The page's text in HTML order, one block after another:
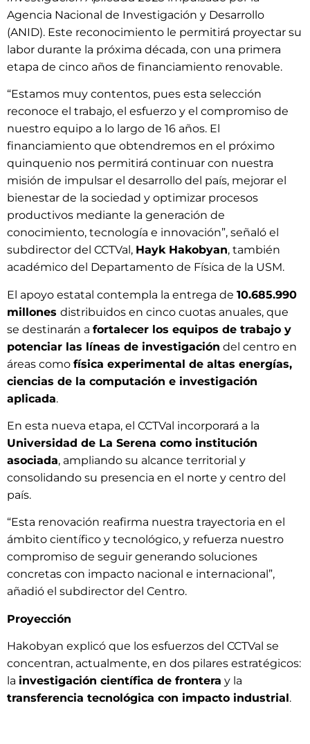
Agencia Nacional de Investigación y Desarrollo
(ANID). Este reconocimiento le permitirá proyectar su
labor durante la próxima década, con una primera
etapa de cinco años de financiamiento renovable.
“Estamos muy contentos, pues esta selección
reconoce el trabajo, el esfuerzo y el compromiso de
nuestro equipo a lo largo de 16 años. El
financiamiento que obtendremos en el próximo
quinquenio nos permitirá continuar con nuestra
misión de impulsar el desarrollo del país, mejorar el
bienestar de la sociedad y optimizar procesos
productivos mediante la generación de
conocimiento, tecnología e innovación”, señaló el
subdirector del CCTVal, Hayk Hakobyan, también
académico del Departamento de Física de la USM.
El apoyo estatal contempla la entrega de 10.685.990
millones distribuidos en cinco cuotas anuales, que
se destinarán a fortalecer los equipos de trabajo y
potenciar las líneas de investigación del centro en
áreas como física experimental de altas energías,
ciencias de la computación e investigación
aplicada.
En esta nueva etapa, el CCTVal incorporará a la
Universidad de La Serena como institución
asociada, ampliando su alcance territorial y
consolidando su presencia en el norte y centro del
país.
“Esta renovación reafirma nuestra trayectoria en el
ámbito científico y tecnológico, y refuerza nuestro
compromiso de seguir generando soluciones
concretas con impacto nacional e internacional”,
añadió el subdirector del Centro.
Proyección
Hakobyan explicó que los esfuerzos del CCTVal se
concentran, actualmente, en dos pilares estratégicos:
la investigación científica de frontera y la
transferencia tecnológica con impacto industrial.